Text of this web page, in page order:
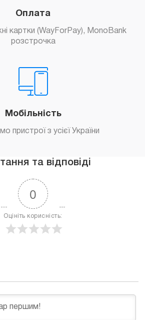
Оплата
картки (WayForPay), MonoBank
розстрочка
Мобільність
пристрої з усієї України
та відповіді
0
Оцініть корисність: